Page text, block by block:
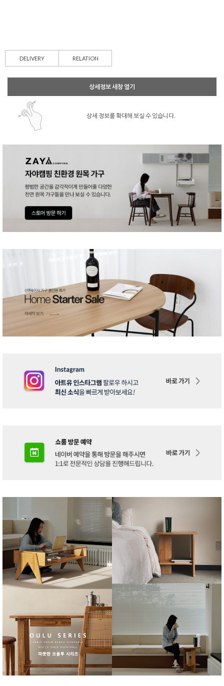
DELIVERY RELATION
상세정보 새창 열기
상세 정보를 확대해 보실 수 있습니다.